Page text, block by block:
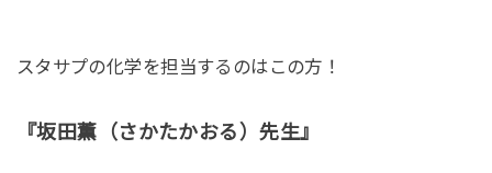
スタサプの化学を担当するのはこの方！
『坂田薫（さかたかおる）先生』